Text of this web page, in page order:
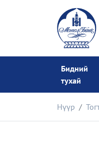
Бидний
тухай
Нүүр